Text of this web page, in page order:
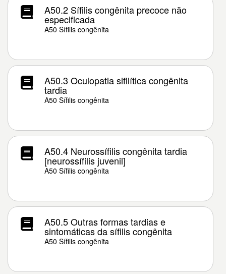
A50.2 Sífilis congênita precoce não
especificada
A50 Sífilis congênita
A50.3 Oculopatia sifilítica congênita
tardia
A50 Sífilis congênita
A50.4 Neurossífilis congênita tardia
[neurossífilis juvenil]
A50 Sífilis congênita
A50.5 Outras formas tardias e
sintomáticas da sífilis congênita
A50 Sífilis congênita